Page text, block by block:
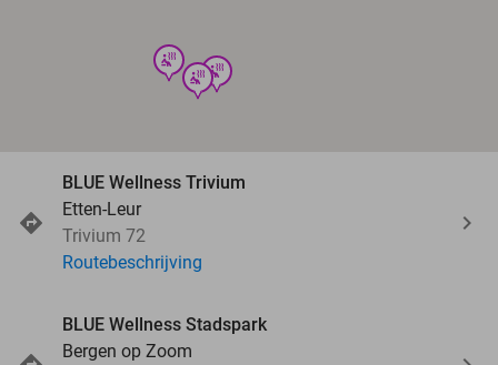
wellness
wellness
wellness
BLUE Wellness Trivium
Etten-Leur
Trivium 72
Routebeschrijving
BLUE Wellness Stadspark
Bergen op Zoom